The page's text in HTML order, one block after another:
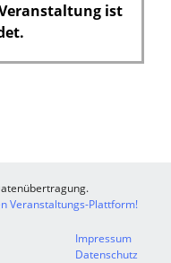
ist
Veranstaltungs-Plattform!
Impressum
Datenschutz